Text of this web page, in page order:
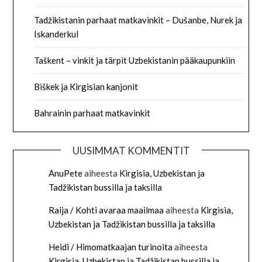
Tadžikistanin parhaat matkavinkit – Dušanbe, Nurek ja
Iskanderkul
Taškent – vinkit ja tärpit Uzbekistanin pääkaupunkiin
Biškek ja Kirgisian kanjonit
Bahrainin parhaat matkavinkit
UUSIMMAT KOMMENTIT
AnuPeteaiheesta Kirgisia, Uzbekistan ja
Tadžikistan bussilla ja taksilla
Raija / Kohti avaraa maailmaaaiheesta Kirgisia,
Uzbekistan ja Tadžikistan bussilla ja taksilla
Heidi / Himomatkaajan turinoitaaiheesta